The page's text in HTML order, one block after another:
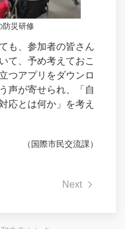
防災研修
も、参加者の皆さん
て、予め考えておこ
つアプリをダウンロ
声が寄せられ、「自
応とは何か」を考え
（国際市民交流課）
Next